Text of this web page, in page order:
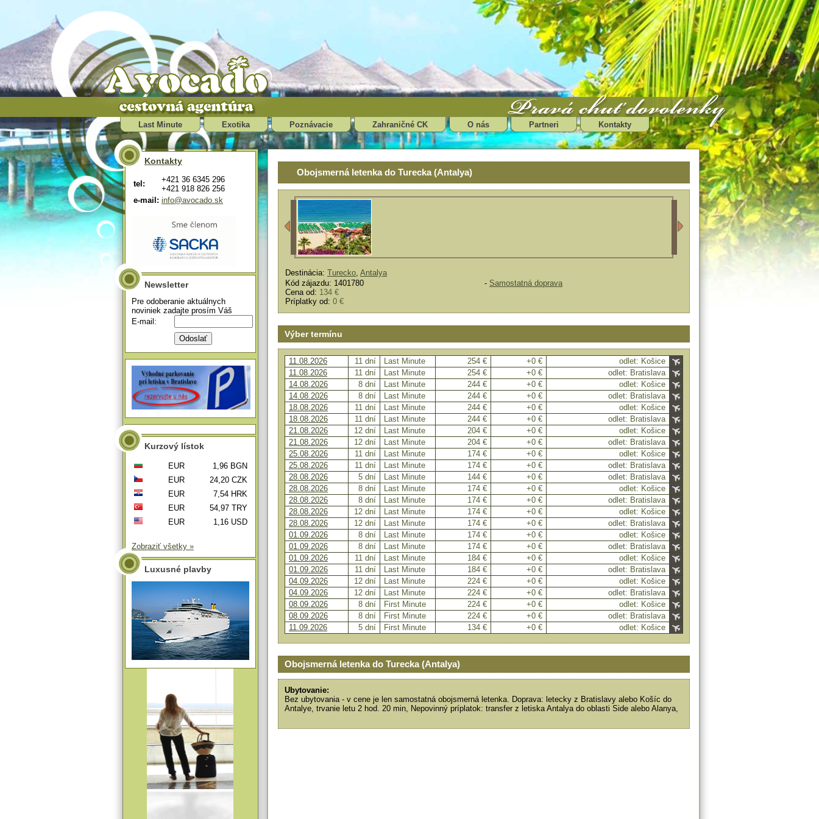
Last Minute Exotika Poznávacie Zahraničné CK O nás Partneri Kontakty
Obojsmerná letenka do Turecka (Antalya)
Destinácia: Turecko, Antalya
Kód zájazdu: 1401780
Cena od: 134 €
Príplatky od: 0 €
- Samostatná doprava
Výber termínu
11.08.2026 11 dní Last Minute 254 € +0 €
odlet: Košice
11.08.2026
11 dní Last Minute 254 € +0 €
odlet: Bratislava
14.08.2026
8 dní Last Minute 244 € +0 €
odlet: Košice
14.08.2026
8 dní Last Minute 244 € +0 €
odlet: Bratislava
18.08.2026
11 dní Last Minute 244 € +0 €
odlet: Košice
18.08.2026
11 dní Last Minute 244 € +0 €
odlet: Bratislava
21.08.2026
12 dní Last Minute 204 € +0 €
odlet: Košice
21.08.2026
12 dní Last Minute 204 € +0 €
odlet: Bratislava
25.08.2026
11 dní Last Minute 174 € +0 €
odlet: Košice
25.08.2026
11 dní Last Minute 174 € +0 €
odlet: Bratislava
28.08.2026
5 dní Last Minute 144 € +0 €
odlet: Bratislava
28.08.2026
8 dní Last Minute 174 € +0 €
odlet: Košice
28.08.2026
8 dní Last Minute 174 € +0 €
odlet: Bratislava
28.08.2026
12 dní Last Minute 174 € +0 €
odlet: Košice
28.08.2026
12 dní Last Minute 174 € +0 €
odlet: Bratislava
01.09.2026
8 dní Last Minute 174 € +0 €
odlet: Košice
01.09.2026
8 dní Last Minute 174 € +0 €
odlet: Bratislava
01.09.2026
11 dní Last Minute 184 € +0 €
odlet: Košice
01.09.2026
11 dní Last Minute 184 € +0 €
odlet: Bratislava
04.09.2026
12 dní Last Minute 224 € +0 €
odlet: Košice
04.09.2026
12 dní Last Minute 224 € +0 €
odlet: Bratislava
08.09.2026
8 dní First Minute 224 € +0 €
odlet: Košice
08.09.2026
8 dní First Minute 224 € +0 €
odlet: Bratislava
11.09.2026
5 dní First Minute 134 € +0 € odlet: Košice
Obojsmerná letenka do Turecka (Antalya)
Ubytovanie:
Bez ubytovania - v cene je len samostatná obojsmerná letenka. Doprava: letecky z Bratislavy alebo Košíc do
Antalye, trvanie letu 2 hod. 20 min, Nepovinný príplatok: transfer z letiska Antalya do oblasti Side alebo Alanya,
Kontakty
tel:
+421 36 6345 296
+421 918 826 256
e-mail: info@avocado.sk
Newsletter
Pre odoberanie aktuálnych
noviniek zadajte prosím Váš
E-mail:
Kurzový lístok
EUR
1,96 BGN
EUR
24,20 CZK
EUR
7,54 HRK
EUR
54,97 TRY
EUR
1,16 USD
Zobraziť všetky »
Luxusné plavby